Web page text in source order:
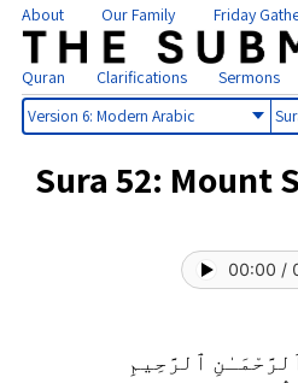
About Our Family Friday
Quran Clarifications Sermons
Select
Sura 52: Mount
00:00 /
ٱلرَّحِيمِ